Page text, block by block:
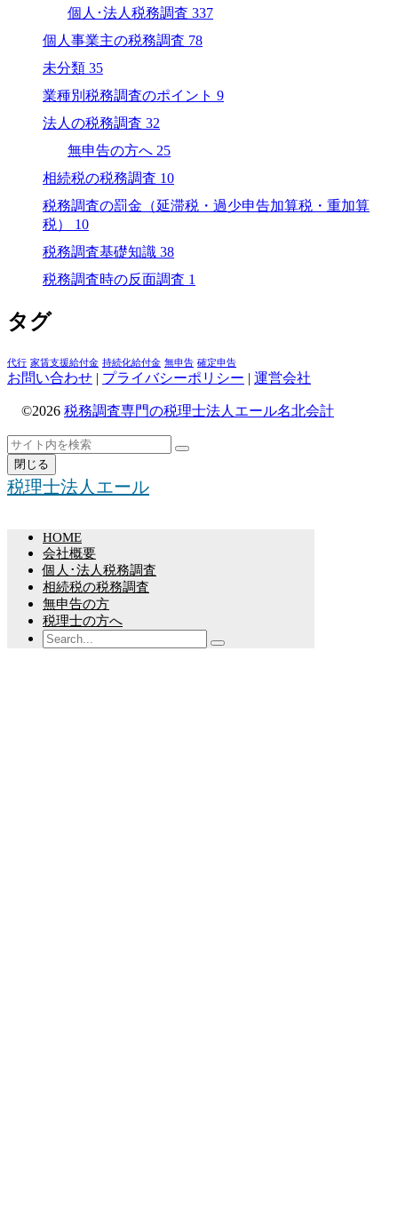
個人･法人税務調査 337
個人事業主の税務調査 78
未分類 35
業種別税務調査のポイント 9
法人の税務調査 32
無申告の方へ 25
相続税の税務調査 10
税務調査の罰金（延滞税・過少申告加算税・重加算
税） 10
税務調査基礎知識 38
税務調査時の反面調査 1
タグ
代行 家賃支援給付金 持続化給付金 無申告 確定申告
お問い合わせ | プライバシーポリシー | 運営会社
©2026 税務調査専門の税理士法人エール名北会計
ト
ッ
プ
へ
検
索
検
閉じる
税理士法人エール
HOME
会社概要
個人･法人税務調査
相続税の税務調査
無申告の方
税理士の方へ